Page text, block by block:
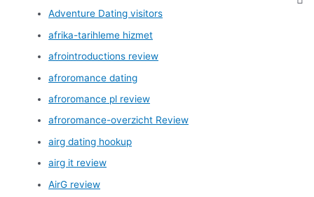
Adventure Dating visitors
afrika-tarihleme hizmet
afrointroductions review
afroromance dating
afroromance pl review
afroromance-overzicht Review
airg dating hookup
airg it review
AirG review